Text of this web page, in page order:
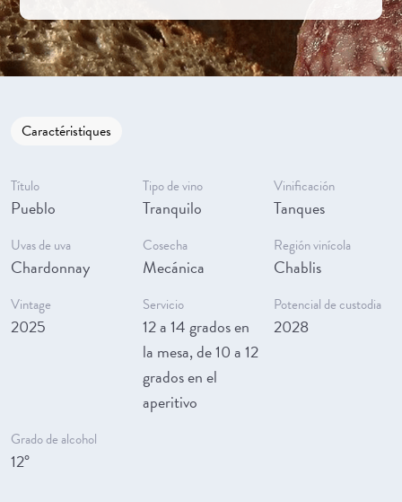
Caractéristiques
Título
Pueblo
Tipo de vino
Tranquilo
Vinificación
Tanques
Uvas de uva
Chardonnay
Cosecha
Mecánica
Región vinícola
Chablis
Vintage
2025
Servicio
12 a 14 grados en
la mesa, de 10 a 12
grados en el
aperitivo
Potencial de custodia
2028
Grado de alcohol
12°